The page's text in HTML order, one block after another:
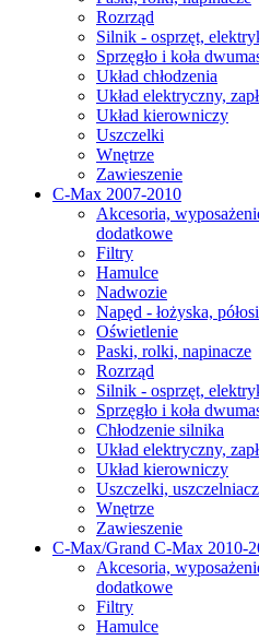
Rozrząd
Silnik - osprzęt,
Sprzęgło i koła
Układ chłodzenia
Układ elektryczny,
Układ kierowniczy
Uszczelki
Wnętrze
Zawieszenie
C-Max 2007-2010
Akcesoria,
dodatkowe
Filtry
Hamulce
Nadwozie
Napęd - łożyska,
Oświetlenie
Paski, rolki, napinacze
Rozrząd
Silnik - osprzęt,
Sprzęgło i koła
Chłodzenie silnika
Układ elektryczny,
Układ kierowniczy
Uszczelki,
Wnętrze
Zawieszenie
C-Max/Grand C-Max 2010-
Akcesoria,
dodatkowe
Filtry
Hamulce